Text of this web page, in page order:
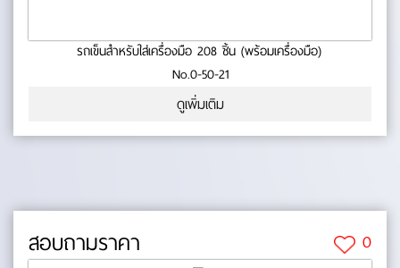
รถเข็นสำหรับใส่เครื่องมือ 208 ชิ้น (พร้อมเครื่องมือ)
No.0-50-21
ดูเพิ่มเติม
สอบถามราคา 0